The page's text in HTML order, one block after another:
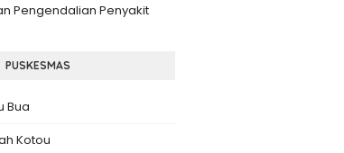
Pengendalian Penyakit
PUSKESMAS
Bua
Kotou